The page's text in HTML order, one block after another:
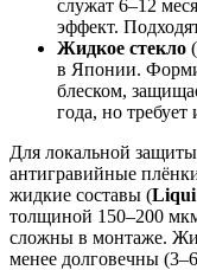
служат 6–12
эффект.
Жидкое стекло (
в Японии.
блеском,
года, но
Для локальной
антигравийные
жидкие составы (Liqui
толщиной 150–200
сложны в монтаже.
менее долговечны